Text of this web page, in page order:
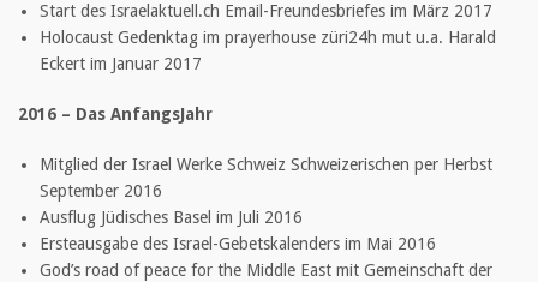
Start des Israelaktuell.ch Email-Freundesbriefes im März 2017
Holocaust Gedenktag im prayerhouse züri24h mut u.a. Harald
Eckert im Januar 2017
2016 – Das AnfangsJahr
Mitglied der Israel Werke Schweiz Schweizerischen per Herbst
September 2016
Ausflug Jüdisches Basel im Juli 2016
Ersteausgabe des Israel-Gebetskalenders im Mai 2016
God’s road of peace for the Middle East mit Gemeinschaft der